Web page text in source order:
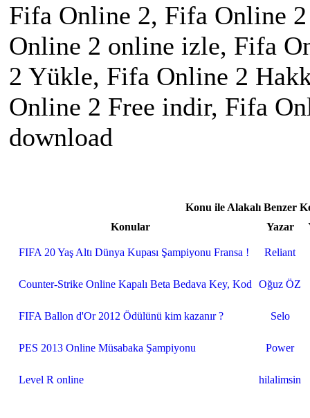
Fifa Online 2, Fifa Online
Online 2 online izle, Fifa
2 Yükle, Fifa Online 2
Online 2 Free indir, Fifa
download
Konu ile Alakalı Benzer
Konular
Yazar
FIFA 20 Yaş Altı Dünya Kupası Şampiyonu Fransa ! Reliant
Counter-Strike Online Kapalı Beta Bedava Key, Kod Oğuz ÖZ
FIFA Ballon d'Or 2012 Ödülünü kim kazanır ? Selo
PES 2013 Online Müsabaka Şampiyonu Power
Level R online hilalimsin